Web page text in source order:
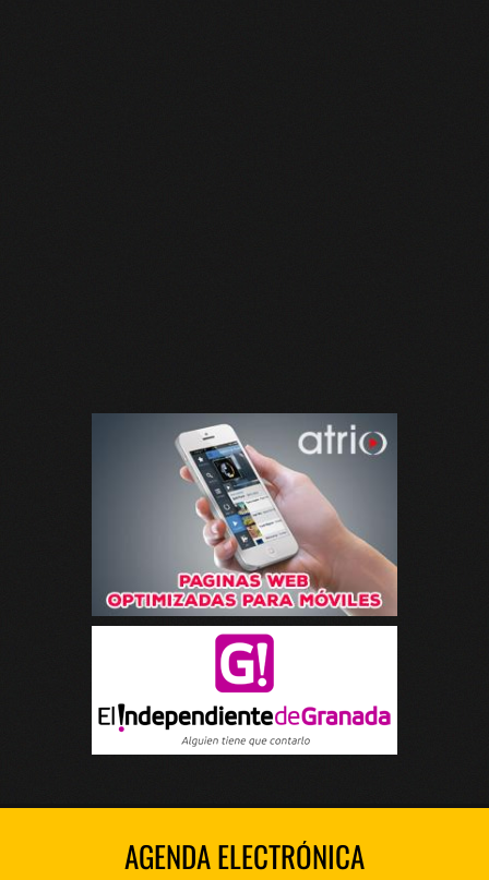
AGENDA ELECTRÓNICA